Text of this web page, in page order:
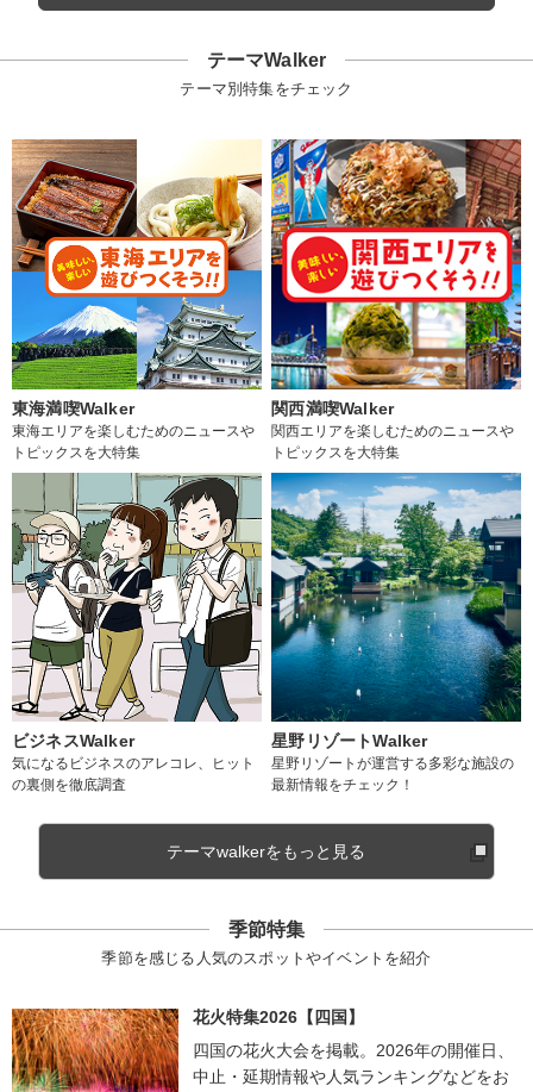
テーマWalker
テーマ別特集をチェック
東海満喫Walker
東海エリアを楽しむためのニュースや
トピックスを大特集
関西満喫Walker
関西エリアを楽しむためのニュースや
トピックスを大特集
ビジネスWalker
気になるビジネスのアレコレ、ヒット
の裏側を徹底調査
星野リゾートWalker
星野リゾートが運営する多彩な施設の
最新情報をチェック！
テーマwalkerをもっと見る
季節特集
季節を感じる人気のスポットやイベントを紹介
花火特集2026【四国】
四国の花火大会を掲載。2026年の開催日、
中止・延期情報や人気ランキングなどをお